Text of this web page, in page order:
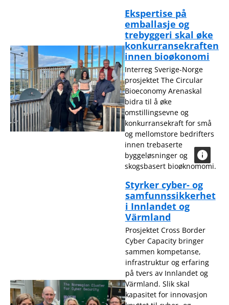
Ekspertise på
emballasje og
trebyggeri skal øke
konkurransekraften
innen bioøkonomi
Interreg Sverige-Norge
prosjektet The Circular
Bioeconomy Arenaskal
bidra til å øke
omstillingsevne og
konkurransekraft for små
og mellomstore bedrifters
innen trebaserte
byggeløsninger og
skogsbasert bioøknomomi.
Styrker cyber- og
samfunnssikkerhet
i Innlandet og
Värmland
Prosjektet Cross Border
Cyber Capacity bringer
sammen kompetanse,
infrastruktur og erfaring
på tvers av Innlandet og
Värmland. Slik skal
kapasitet for innovasjon